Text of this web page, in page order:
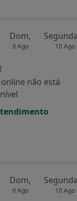
Dom,
9 Ago 10 Ago
não está
Dom,
9 Ago 10 Ago